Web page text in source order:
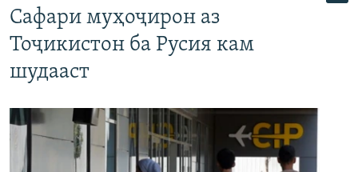
Сафари муҳоҷирон аз
Тоҷикистон ба Русия кам
шудааст